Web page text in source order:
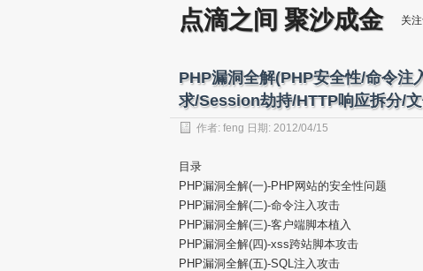
点滴之间 聚沙成金 关
PHP漏洞全解(PHP安全性/命令
求/Session劫持/HTTP响应拆分/
作者: feng 日期: 2012/04/15
目录
PHP漏洞全解(一)-PHP网站的安全性问题
PHP漏洞全解(二)-命令注入攻击
PHP漏洞全解(三)-客户端脚本植入
PHP漏洞全解(四)-xss跨站脚本攻击
PHP漏洞全解(五)-SQL注入攻击